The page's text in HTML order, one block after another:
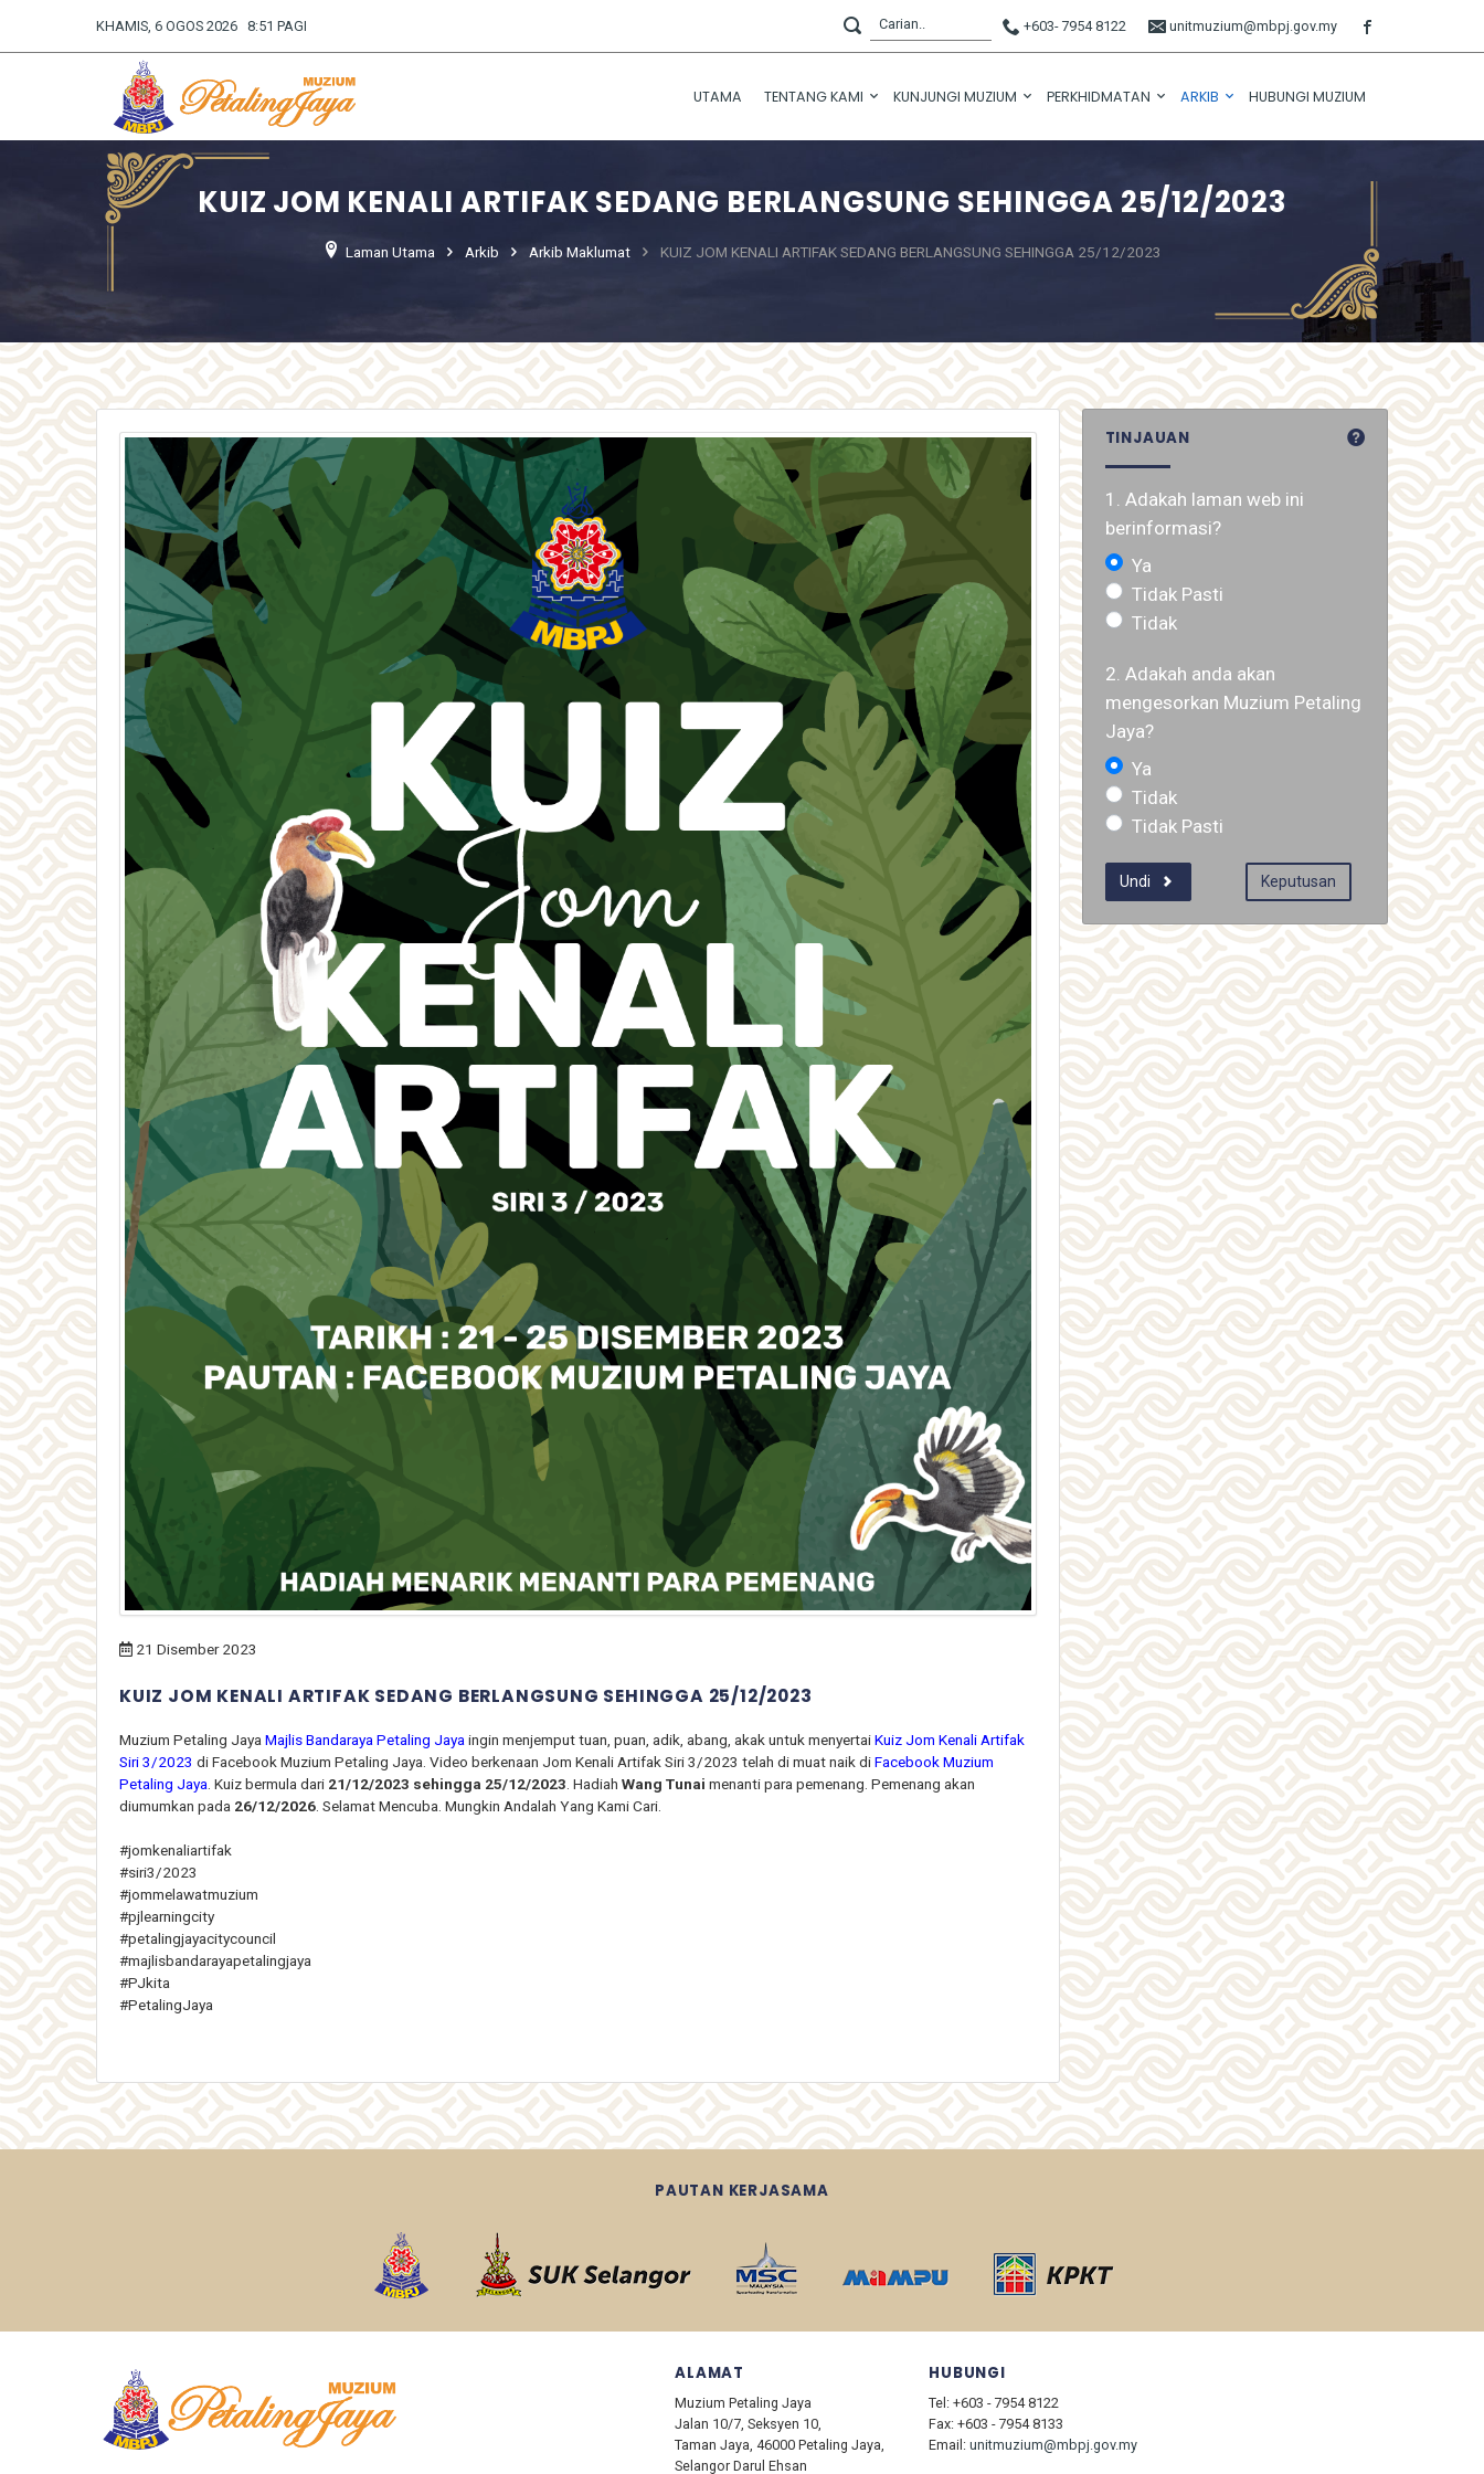
KHAMIS, 6 OGOS 2026 8:51 PAGI +603- 7954 8122 unitmuzium@mbpj.gov.my
UTAMA TENTANG KAMI KUNJUNGI MUZIUM PERKHIDMATAN ARKIB HUBUNGI MUZIUM
KUIZ JOM KENALI ARTIFAK SEDANG BERLANGSUNG SEHINGGA 25/12/2023
Laman Utama Arkib Arkib Maklumat KUIZ JOM KENALI ARTIFAK SEDANG BERLANGSUNG SEHINGGA 25/12/2023
21 Disember 2023
KUIZ JOM KENALI ARTIFAK SEDANG BERLANGSUNG SEHINGGA 25/12/2023
Muzium Petaling Jaya Majlis Bandaraya Petaling Jaya ingin menjemput tuan, puan, adik, abang, akak untuk menyertaiKuiz Jom Kenali Artifak
Siri 3/2023 di Facebook Muzium Petaling Jaya. Video berkenaan Jom Kenali Artifak Siri 3/2023 telah di muat naik diFacebook Muzium
Petaling Jaya . Kuiz bermula dari 21/12/2023 sehingga 25/12/2023 . Hadiah Wang Tunai menanti para pemenang. Pemenang akan
diumumkan pada 26/12/2026 . Selamat Mencuba. Mungkin Andalah Yang Kami Cari.
#jomkenaliartifak
#siri3/2023
#jommelawatmuzium
#pjlearningcity
#petalingjayacitycouncil
#majlisbandarayapetalingjaya
#PJkita
#PetalingJaya
TINJAUAN
1. Adakah laman web ini
berinformasi?
Ya
Tidak Pasti
Tidak
2. Adakah anda akan
mengesorkan Muzium Petaling
Jaya?
Ya
Tidak
Tidak Pasti
Undi Keputusan
PAUTAN KERJASAMA
ALAMAT
Muzium Petaling Jaya
Jalan 10/7, Seksyen 10,
Taman Jaya, 46000 Petaling Jaya,
Selangor Darul Ehsan
HUBUNGI
Tel: +603 - 7954 8122
Fax: +603 - 7954 8133
Email:unitmuzium@mbpj.gov.my